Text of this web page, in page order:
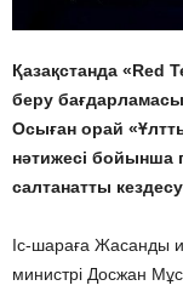
Қазақстанда «Red
беру
Осыған орай
нәтижесі бойынша
салтанатты кездесу
Іс-шараға Жасанды
министрі Досжан